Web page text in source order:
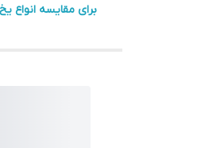
برای مقایسه انواع